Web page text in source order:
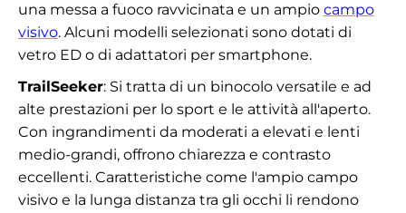
una messa a fuoco ravvicinata e un ampio campo
visivo. Alcuni modelli selezionati sono dotati di
vetro ED o di adattatori per smartphone.
TrailSeeker: Si tratta di un binocolo versatile e ad
alte prestazioni per lo sport e le attività all'aperto.
Con ingrandimenti da moderati a elevati e lenti
medio-grandi, offrono chiarezza e contrasto
eccellenti. Caratteristiche come l'ampio campo
visivo e la lunga distanza tra gli occhi li rendono